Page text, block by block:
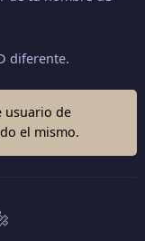
diferente.
usuario de
el mismo.